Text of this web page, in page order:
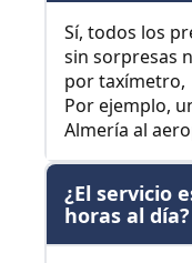
Sí, todos los
sin sorpresas
por taxímetro,
Por ejemplo,
Almería al
¿El servicio
horas al día?